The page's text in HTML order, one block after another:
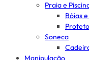
Praia e
Bóias
Soneca
Manipulação